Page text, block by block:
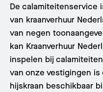
De calamiteitenservice
van kraanverhuur
van negen
kan Kraanverhuur
inspelen bij
van onze vestigingen
hijskraan beschikbaar